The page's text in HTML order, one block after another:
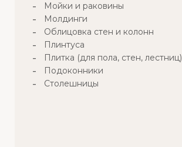
Мойки и раковины
Молдинги
Облицовка стен и колонн
Плинтуса
Плитка (для пола, стен, лестниц)
Подоконники
Столешницы